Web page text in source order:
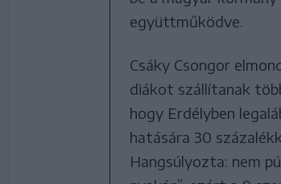
együttműködve.
Csáky Csongor
diákot szállítanak
hogy Erdélyben
hatására 30
Hangsúlyozta: nem